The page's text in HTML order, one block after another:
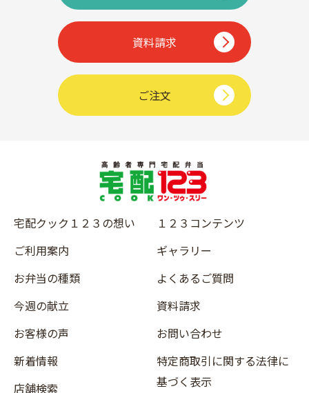
資料請求
ご注文
宅配クック１２３の想い
ご利用案内
お弁当の種類
今週の献立
お客様の声
新着情報
店舗検索
１２３コンテンツ
ギャラリー
よくあるご質問
資料請求
お問い合わせ
特定商取引に関する法律に
基づく表示